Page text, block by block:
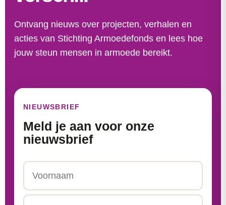
Ontvang nieuws over projecten, verhalen en
acties van Stichting Armoedefonds en lees hoe
jouw steun mensen in armoede bereikt.
NIEUWSBRIEF
Meld je aan voor onze
nieuwsbrief
Voornaam